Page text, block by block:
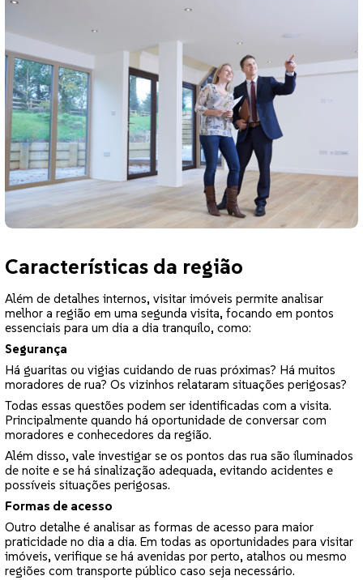
Características da região
Além de detalhes internos, visitar imóveis permite analisar
melhor a região em uma segunda visita, focando em pontos
essenciais para um dia a dia tranquilo, como:
Segurança
Há guaritas ou vigias cuidando de ruas próximas? Há muitos
moradores de rua? Os vizinhos relataram situações perigosas?
Todas essas questões podem ser identificadas com a visita.
Principalmente quando há oportunidade de conversar com
moradores e conhecedores da região.
Além disso, vale investigar se os pontos das rua são iluminados
de noite e se há sinalização adequada, evitando acidentes e
possíveis situações perigosas.
Formas de acesso
Outro detalhe é analisar as formas de acesso para maior
praticidade no dia a dia. Em todas as oportunidades para visitar
imóveis, verifique se há avenidas por perto, atalhos ou mesmo
regiões com transporte público caso seja necessário.